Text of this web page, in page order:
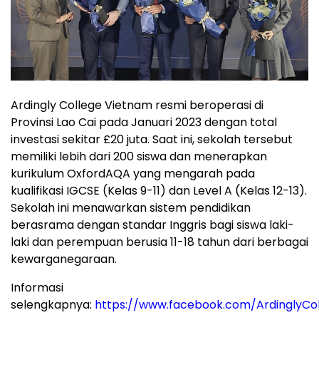
Ardingly College Vietnam resmi beroperasi di
Provinsi Lao Cai pada Januari 2023 dengan total
investasi sekitar £20 juta. Saat ini, sekolah tersebut
memiliki lebih dari 200 siswa dan menerapkan
kurikulum OxfordAQA yang mengarah pada
kualifikasi IGCSE (Kelas 9-11) dan Level A (Kelas 12-13).
Sekolah ini menawarkan sistem pendidikan
berasrama dengan standar Inggris bagi siswa laki-
laki dan perempuan berusia 11-18 tahun dari berbagai
kewarganegaraan.
Informasi
selengkapnya: https://www.facebook.com/